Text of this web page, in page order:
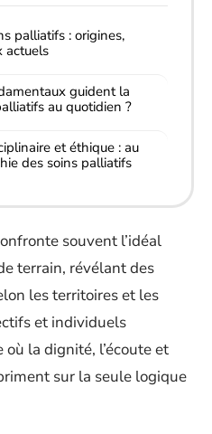
palliatifs : origines,
actuels
guident la
au quotidien ?
et éthique : au
des soins palliatifs
souvent l’idéal
terrain, révélant des
les territoires et les
et individuels
où la dignité, l’écoute et
sur la seule logique